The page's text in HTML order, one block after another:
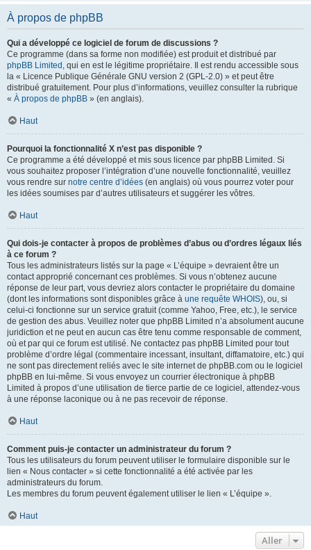
À propos de phpBB
Qui a développé ce logiciel de forum de discussions ?
Ce programme (dans sa forme non modifiée) est produit et distribué par
phpBB Limited , qui en est le légitime propriétaire. Il est rendu accessible sous
la « Licence Publique Générale GNU version 2 (GPL-2.0) » et peut être
distribué gratuitement. Pour plus d’informations, veuillez consulter la rubrique
« À propos de phpBB » (en anglais).
Haut
Pourquoi la fonctionnalité X n’est pas disponible ?
Ce programme a été développé et mis sous licence par phpBB Limited. Si
vous souhaitez proposer l’intégration d’une nouvelle fonctionnalité, veuillez
vous rendre sur notre centre d’idées (en anglais) où vous pourrez voter pour
les idées soumises par d’autres utilisateurs et suggérer les vôtres.
Haut
Qui dois-je contacter à propos de problèmes d’abus ou d’ordres légaux liés
à ce forum ?
Tous les administrateurs listés sur la page « L’équipe » devraient être un
contact approprié concernant ces problèmes. Si vous n’obtenez aucune
réponse de leur part, vous devriez alors contacter le propriétaire du domaine
(dont les informations sont disponibles grâce à une requête WHOIS), ou, si
celui-ci fonctionne sur un service gratuit (comme Yahoo, Free, etc.), le service
de gestion des abus. Veuillez noter que phpBB Limited n’a absolument aucune
juridiction et ne peut en aucun cas être tenu comme responsable de comment,
où et par qui ce forum est utilisé. Ne contactez pas phpBB Limited pour tout
problème d’ordre légal (commentaire incessant, insultant, diffamatoire, etc.) qui
ne sont pas directement reliés avec le site internet de phpBB.com ou le logiciel
phpBB en lui-même. Si vous envoyez un courrier électronique à phpBB
Limited à propos d’une utilisation de tierce partie de ce logiciel, attendez-vous
à une réponse laconique ou à ne pas recevoir de réponse.
Haut
Comment puis-je contacter un administrateur du forum ?
Tous les utilisateurs du forum peuvent utiliser le formulaire disponible sur le
lien « Nous contacter » si cette fonctionnalité a été activée par les
administrateurs du forum.
Les membres du forum peuvent également utiliser le lien « L’équipe ».
Haut
Aller